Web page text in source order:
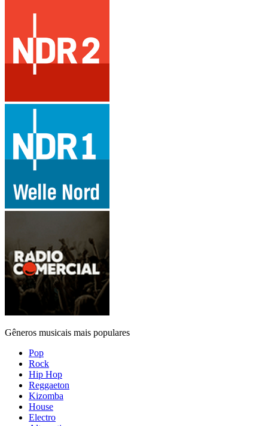
Gêneros musicais mais populares
Pop
Rock
Hip Hop
Reggaeton
Kizomba
House
Electro